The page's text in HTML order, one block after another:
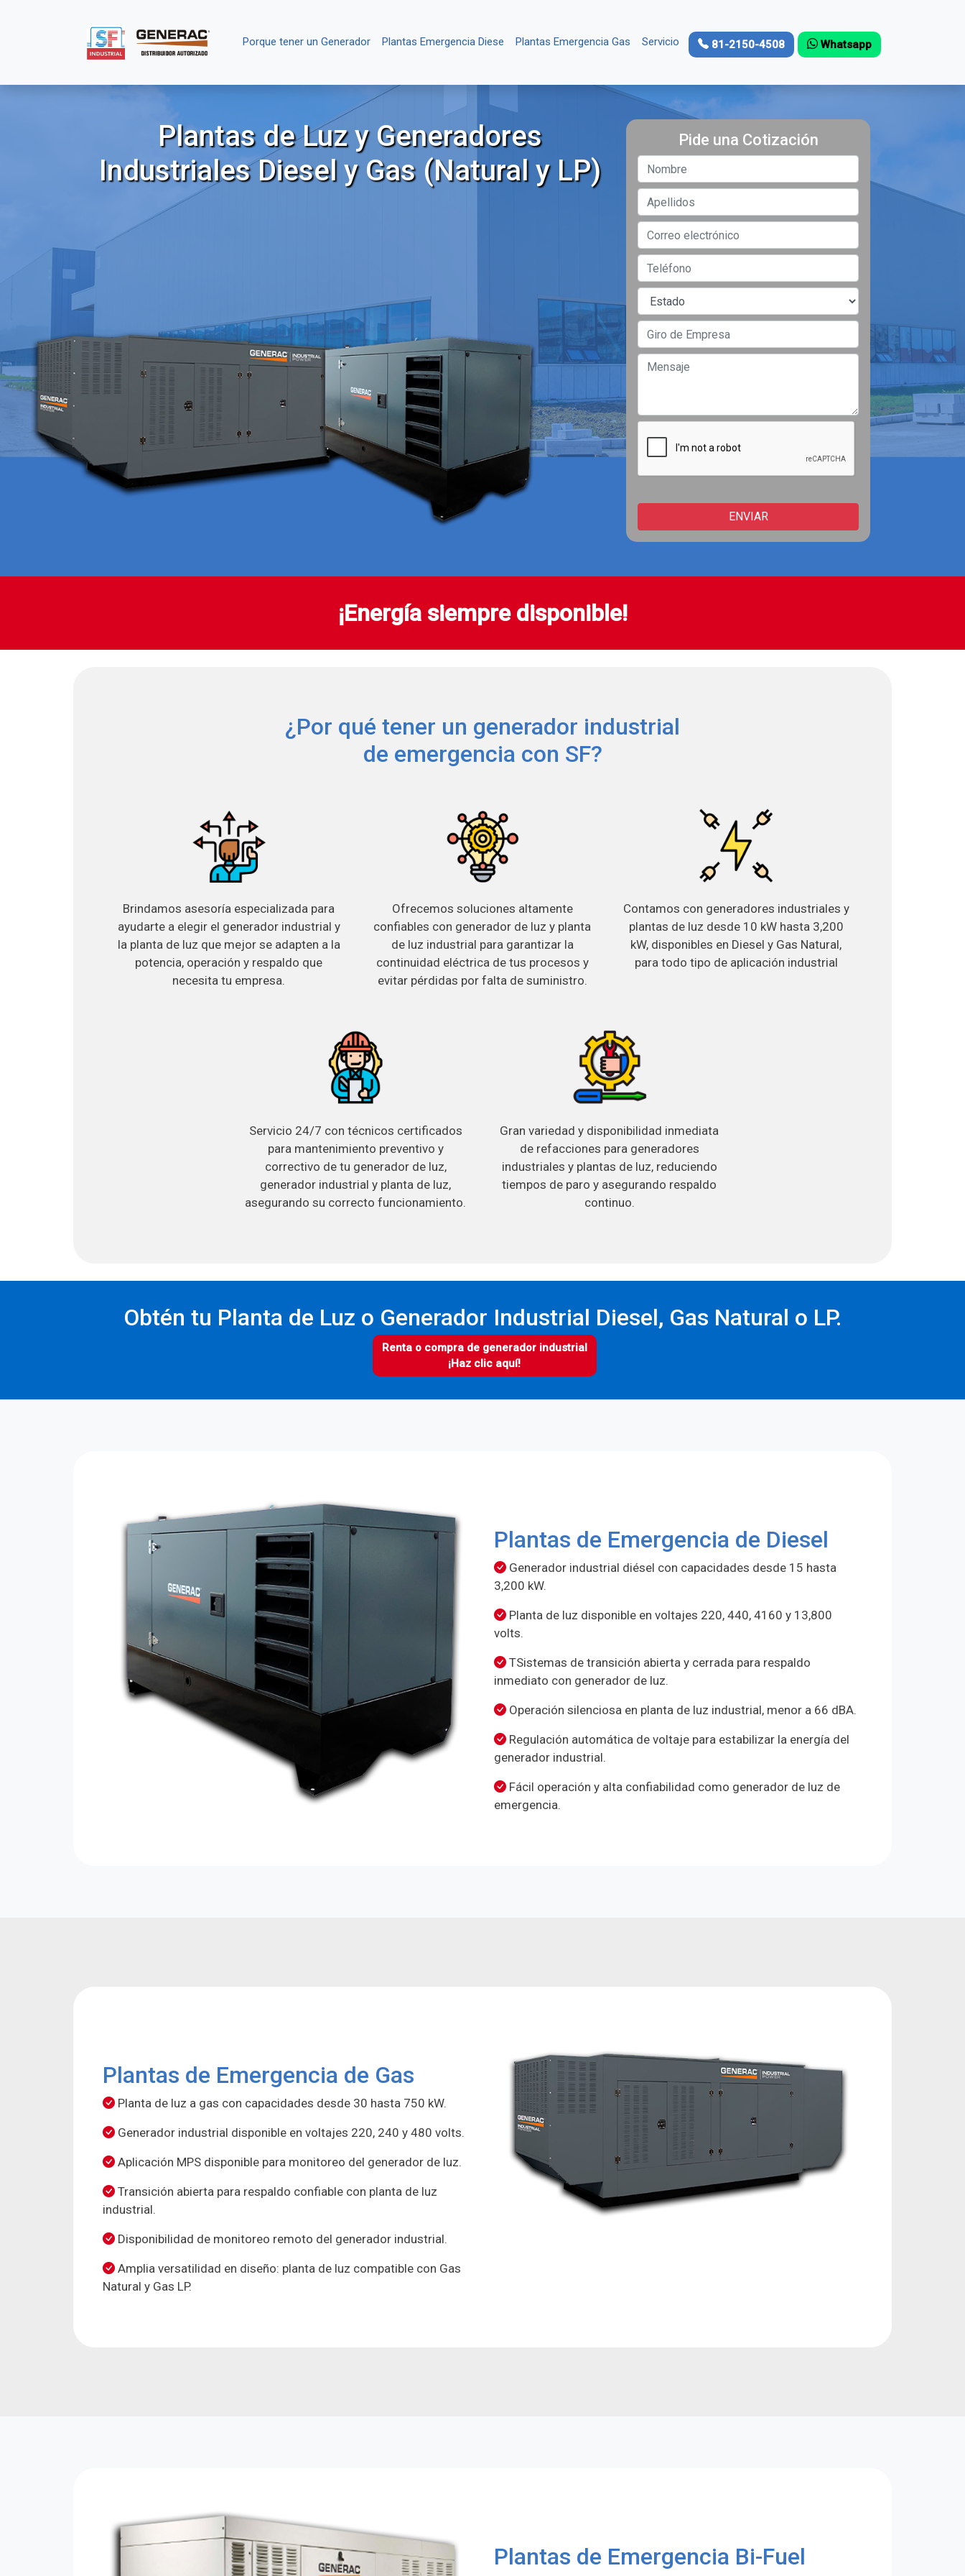
Porque tener un Generador Plantas Emergencia Diese Plantas Emergencia Gas Servicio 81-2150-4508 Whatsapp
Plantas de Luz y Generadores
Industriales Diesel y Gas (Natural y LP)
Pide una Cotización
ENVIAR
¡Energía siempre disponible!
¿Por qué tener un generador industrial
de emergencia con SF?
Brindamos asesoría especializada para
ayudarte a elegir el generador industrial y
la planta de luz que mejor se adapten a la
potencia, operación y respaldo que
necesita tu empresa.
Ofrecemos soluciones altamente
confiables con generador de luz y planta
de luz industrial para garantizar la
continuidad eléctrica de tus procesos y
evitar pérdidas por falta de suministro.
Contamos con generadores industriales y
plantas de luz desde 10 kW hasta 3,200
kW, disponibles en Diesel y Gas Natural,
para todo tipo de aplicación industrial
Servicio 24/7 con técnicos certificados
para mantenimiento preventivo y
correctivo de tu generador de luz,
generador industrial y planta de luz,
asegurando su correcto funcionamiento.
Gran variedad y disponibilidad inmediata
de refacciones para generadores
industriales y plantas de luz, reduciendo
tiempos de paro y asegurando respaldo
continuo.
Obtén tu Planta de Luz o Generador Industrial Diesel, Gas Natural o LP.
Renta o compra de generador industrial
¡Haz clic aquí!
Plantas de Emergencia de Diesel
Generador industrial diésel con capacidades desde 15 hasta
3,200 kW.
Planta de luz disponible en voltajes 220, 440, 4160 y 13,800
volts.
TSistemas de transición abierta y cerrada para respaldo
inmediato con generador de luz.
Operación silenciosa en planta de luz industrial, menor a 66 dBA.
Regulación automática de voltaje para estabilizar la energía del
generador industrial.
Fácil operación y alta confiabilidad como generador de luz de
emergencia.
Plantas de Emergencia de Gas
Planta de luz a gas con capacidades desde 30 hasta 750 kW.
Generador industrial disponible en voltajes 220, 240 y 480 volts.
Aplicación MPS disponible para monitoreo del generador de luz.
Transición abierta para respaldo confiable con planta de luz
industrial.
Disponibilidad de monitoreo remoto del generador industrial.
Amplia versatilidad en diseño: planta de luz compatible con Gas
Natural y Gas LP.
Plantas de Emergencia Bi-Fuel